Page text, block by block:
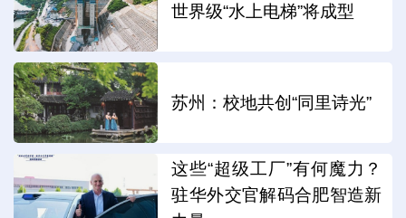
世界级“水上电梯”将成型
苏州：校地共创“同里诗光”
这些“超级工厂”有何魔力？
驻华外交官解码合肥智造新